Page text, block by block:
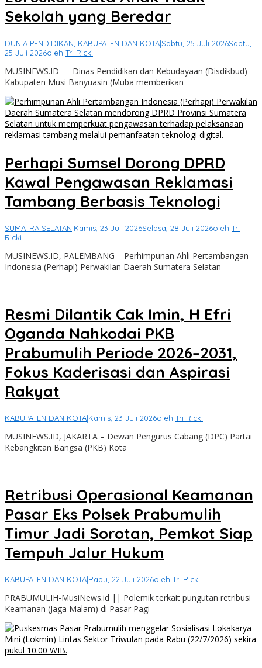
Sekolah yang Beredar
DUNIA PENDIDIKAN KABUPATEN DAN KOTA|Sabtu, 25 Juli 2026Sabtu,
25 Juli 2026oleh Tri Ricki
MUSINEWS.ID — Dinas Pendidikan dan Kebudayaan (Disdikbud)
Kabupaten Musi Banyuasin (Muba memberikan
Perhapi Sumsel Dorong DPRD
Kawal Pengawasan Reklamasi
Tambang Berbasis Teknologi
SUMATRA SELATAN|Kamis, 23 Juli 2026Selasa, 28 Juli 2026oleh Tri
Ricki
MUSINEWS.ID, PALEMBANG – Perhimpunan Ahli Pertambangan
Indonesia (Perhapi) Perwakilan Daerah Sumatera Selatan
Resmi Dilantik Cak Imin, H Efri
Oganda Nahkodai PKB
Prabumulih Periode 2026–2031,
Fokus Kaderisasi dan Aspirasi
Rakyat
KABUPATEN DAN KOTA|Kamis, 23 Juli 2026oleh Tri Ricki
MUSINEWS.ID, JAKARTA – Dewan Pengurus Cabang (DPC) Partai
Kebangkitan Bangsa (PKB) Kota
Retribusi Operasional Keamanan
Pasar Eks Polsek Prabumulih
Timur Jadi Sorotan, Pemkot Siap
Tempuh Jalur Hukum
KABUPATEN DAN KOTA|Rabu, 22 Juli 2026oleh Tri Ricki
PRABUMULIH-MusiNews.id || Polemik terkait pungutan retribusi
Keamanan (Jaga Malam) di Pasar Pagi